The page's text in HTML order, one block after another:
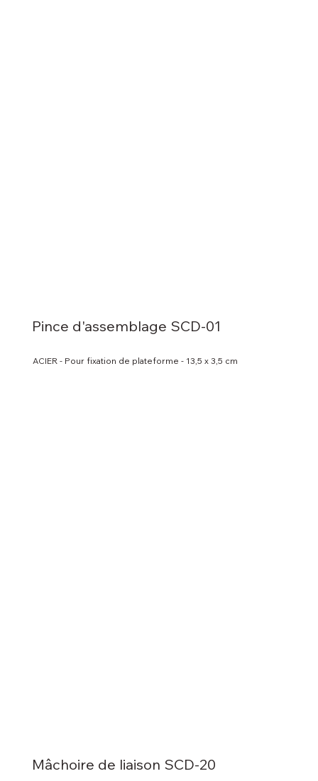
Pince d'assemblage SCD-01
ACIER - Pour fixation de plateforme - 13,5 x 3,5 cm
Mâchoire de liaison SCD-20